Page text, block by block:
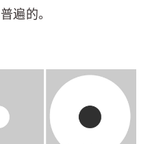
遍的。